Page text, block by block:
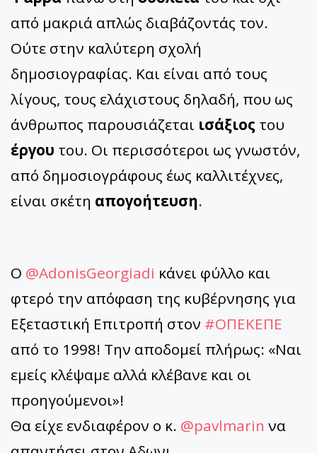
από μακριά απλώς διαβάζοντάς τον.
Ούτε στην καλύτερη σχολή
δημοσιογραφίας. Και είναι από τους
λίγους, τους ελάχιστους δηλαδή, που ως
άνθρωπος παρουσιάζεται ισάξιος του
έργου του. Οι περισσότεροι ως γνωστόν,
από δημοσιογράφους έως καλλιτέχνες,
είναι σκέτη απογοήτευση.
Ο @AdonisGeorgiadi κάνει φύλλο και
φτερό την απόφαση της κυβέρνησης για
Εξεταστική Επιτροπή στον #ΟΠΕΚΕΠΕ
από το 1998! Την αποδομεί πλήρως: «Ναι
εμείς κλέψαμε αλλά κλέβανε και οι
προηγούμενοι»!
Θα είχε ενδιαφέρον ο κ. @pavlmarin να